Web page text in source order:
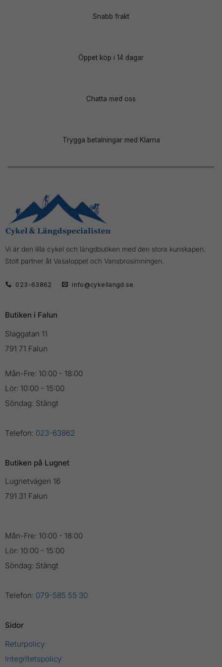
Snabb frakt
Öppet köp i 14 dagar
Chatta med oss
Trygga betalningar med Klarna
Vi är den lilla cykel och längdbutiken med den stora kunskapen.
Stolt partner åt Vasaloppet och Vansbrosimningen.
023-63862 info@cykellangd.se
Butiken i Falun
Slaggatan 11
791 71 Falun
Mån-Fre: 10:00 - 18:00
Lör: 10:00 - 15:00
Söndag: Stängt
Telefon: 023-63862
Butiken på Lugnet
Lugnetvägen 16
791 31 Falun
Mån-Fre: 10:00 - 18:00
Lör: 10:00 - 15:00
Söndag: Stängt
Telefon: 079-585 55 30
Sidor
Returpolicy
Integritetspolicy